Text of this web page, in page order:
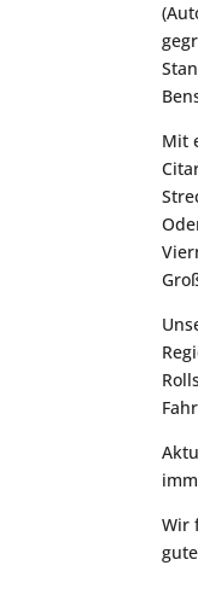
Mit
Wir